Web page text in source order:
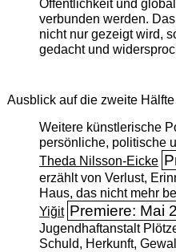
Öffentlichkeit und
verbunden werden.
nicht nur gezeigt wird,
gedacht und
Ausblick auf die zweite Hälfte
Weitere künstlerische
persönliche, politische
Theda Nilsson-Eicke
erzählt von Verlust,
Haus, das nicht mehr
Yiğit Premiere: Mai
Jugendhaftanstalt
Schuld, Herkunft,